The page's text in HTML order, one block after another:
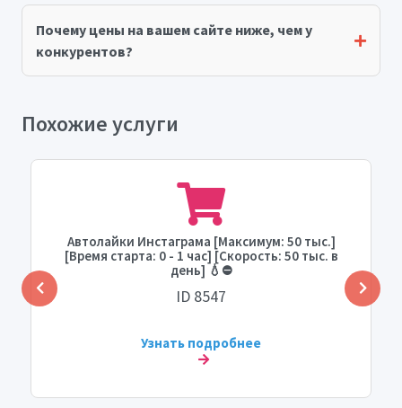
Почему цены на вашем сайте ниже, чем у
конкурентов?
Похожие услуги
Автолайки Инстаграма [Максимум: 50 тыс.]
[Время старта: 0 - 1 час] [Скорость: 50 тыс. в
день] 💧⛔
ID 8547
Узнать подробнее